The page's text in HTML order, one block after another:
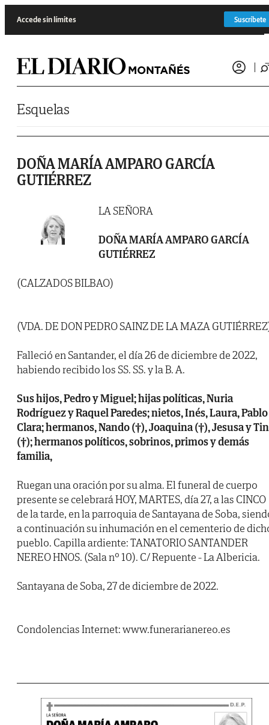
Accede sin límites Suscríbete
Esquelas
DOÑA MARÍA AMPARO GARCÍA
GUTIÉRREZ
LA SEÑORA
DOÑA MARÍA AMPARO GARCÍA
GUTIÉRREZ
(CALZADOS BILBAO)
(VDA. DE DON PEDRO SAINZ DE LA MAZA
Falleció en Santander, el día 26 de diciembre de 2022,
habiendo recibido los SS. SS. y la B. A.
Sus hijos, Pedro y Miguel; hijas políticas, Nuria
Rodríguez y Raquel Paredes; nietos, Inés, Laura,
Clara; hermanos, Nando (†), Joaquina (†), Jesusa y
(†); hermanos políticos, sobrinos, primos y demás
familia,
Ruegan una oración por su alma. El funeral de cuerpo
presente se celebrará HOY, MARTES, día 27, a las CINCO
de la tarde, en la parroquia de Santayana de Soba,
a continuación su inhumación en el cementerio de
pueblo. Capilla ardiente: TANATORIO SANTANDER
NEREO HNOS. (Sala nº 10). C/ Repuente - La Albericia.
Santayana de Soba, 27 de diciembre de 2022.
Condolencias Internet: www.funerarianereo.es